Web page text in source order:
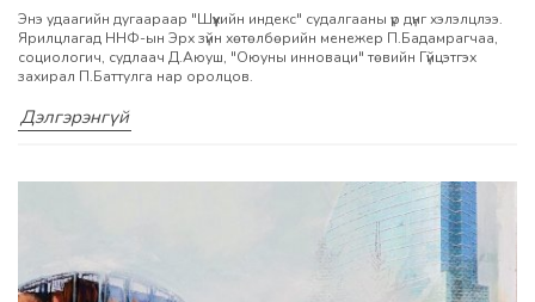
Энэ удаагийн дугаараар "Шүүхийн индекс" судалгааны үр дүнг хэлэлцлээ.
Ярилцлагад ННФ-ын Эрх зүйн хөтөлбөрийн менежер П.Бадамрагчаа,
социологич, судлаач Д.Аюуш, "Оюуны инноваци" төвийн Гүйцэтгэх
захирал П.Баттулга нар оролцов.
Дэлгэрэнгүй